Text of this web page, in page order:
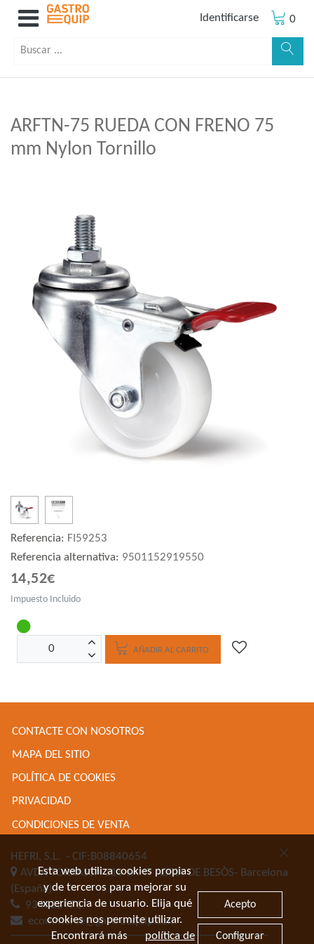
Identificarse 0
ARFTN-75 RUEDA CON FRENO 75
mm Nylon Tornillo
Referencia: FI59253
Referencia alternativa: 9501152919550
14,52€
Impuesto Incluido
AÑADIR AL CARRITO
CONTACTE CON NOSOTROS
MAPA DEL SITIO
POLÍTICA DE COOKIES
PRIVACIDAD
CONDICIONES DE VENTA
HEFRI, S.L. - CIF:B08840654
AVDA TORRASSA 116SANT ADRIA DE BESÒS- Barcelona
(España)
934622471
ecommerce@gastroequip.com
Esta web utiliza cookies propias
y de terceros para mejorar su
experiencia de usuario. Elija qué
cookies nos permite utilizar.
Encontrará más
política de
Acepto
Configurar